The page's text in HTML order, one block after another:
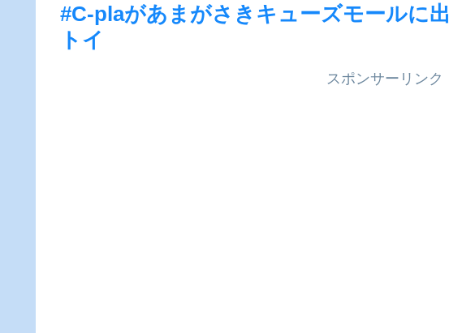
#C-plaがあまがさきキューズモールに
トイ
スポンサーリンク